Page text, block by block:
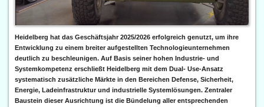
Heidelberg hat das Geschäftsjahr 2025/2026 erfolgreich genutzt, um ihre
Entwicklung zu einem breiter aufgestellten Technologieunternehmen
deutlich zu beschleunigen. Auf Basis seiner hohen Industrie- und
Systemkompetenz erschließt Heidelberg mit dem Dual- Use-Ansatz
systematisch zusätzliche Märkte in den Bereichen Defense, Sicherheit,
Energie, Ladeinfrastruktur und industrielle Systemlösungen. Zentraler
Baustein dieser Ausrichtung ist die Bündelung aller entsprechenden